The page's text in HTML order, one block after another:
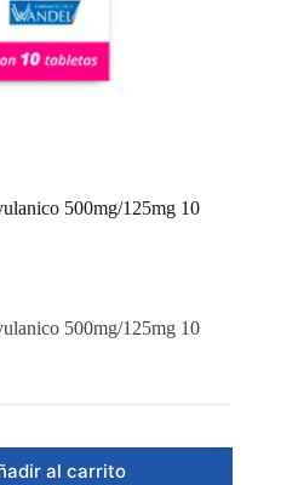
500mg/125mg 10
500mg/125mg 10
al carrito